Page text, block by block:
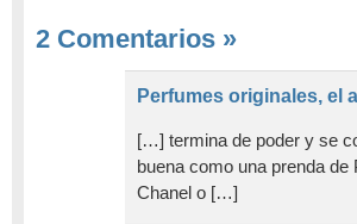
2 Comentarios »
Perfumes originales, el
[…] termina de poder y se
buena como una prenda
Chanel o […]